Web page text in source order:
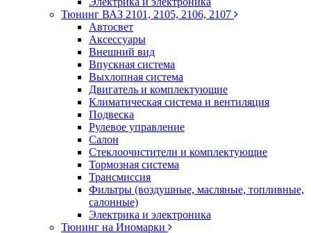
Тюнинг ВАЗ 2101, 2105, 2106, 2107
Автосвет
Аксессуары
Внешний вид
Впускная система
Выхлопная система
Двигатель и комплектующие
Климатическая система и вентиляция
Подвеска
Рулевое управление
Салон
Стеклоочистители и комплектующие
Тормозная система
Трансмиссия
Фильтры (воздушные, масляные, топливные,
салонные)
Электрика и электроника
Тюнинг на Иномарки